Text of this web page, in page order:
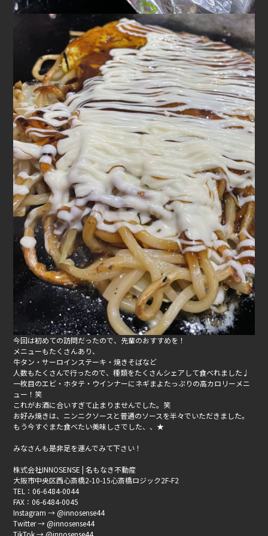
今回は初めての訪問だったので、先輩のおすすめを！
メニューもたくさんあり、
牛タン・サーロインステーキ・焼きそばなど
人数もたくさんで行ったので、種類をたくさんシェアして食べれました♩
一枚目のエビ・ホタテ・ウインナーにネギまよたっぷりの高カロリーメニ
ュー！笑
これがお酒に合いすぎて止まりませんでした。笑
お好み焼きは、ニンニクソースと普通のソースを半々でいただきました。
もう今すぐまた食べたい美味しさでした、、★
みなさんも是非足を運んでみて下さい！
株式会社INNOSENSE | 名もなき不動産
大阪市中央区西心斎橋2-10-15心斎橋ロジック2F-F2
TEL：06-6484-0044
FAX：06-6484-0045
Instagram → @innosense44
Twitter → @innosense44